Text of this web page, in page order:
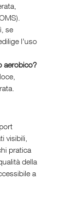
se
l’uso
aerobico?
visibili,
pratica
della
a